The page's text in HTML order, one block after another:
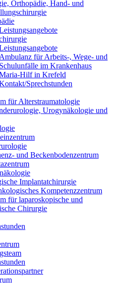
Orthopädie, Hand- und
Ambulanz für Arbeits-, Wege- und
Schulunfälle im Krankenhaus
Hilf in Krefeld
Sprechstunden
für Alterstraumatologie
Urogynäkologie und
und Beckenbodenzentrum
Implantatchirurgie
Kompetenzzentrum
für laparoskopische und
Chirurgie